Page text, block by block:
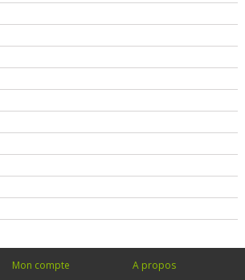
Mon compte A propos